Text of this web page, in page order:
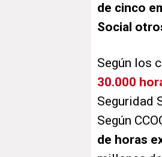
de cinco
Social
Según los
30.000
Seguridad
Según
de horas